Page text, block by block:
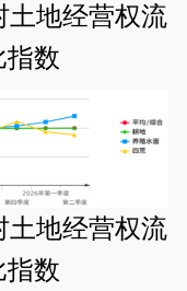
土地经营权流
指数
土地经营权流
指数